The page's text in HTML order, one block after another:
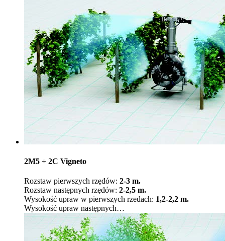
2M5 + 2C Vigneto
Rozstaw pierwszych rzędów: 2-3 m.
Rozstaw następnych rzędów: 2-2,5 m.
Wysokość upraw w pierwszych rzedach: 1,2-2,2 m.
Wysokość upraw następnych…